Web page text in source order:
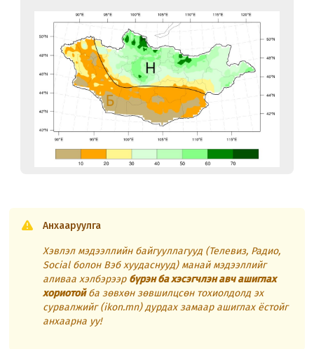
Анхааруулга
Хэвлэл мэдээллийн байгууллагууд (Телевиз, Радио,
Social болон Вэб хуудаснууд) манай мэдээллийг
аливаа хэлбэрээр бүрэн ба хэсэгчлэн авч ашиглах
хориотойба зөвхөн зөвшилцсөн тохиолдолд эх
сурвалжийг (ikon.mn) дурдах замаар ашиглах ёстойг
анхаарна уу!